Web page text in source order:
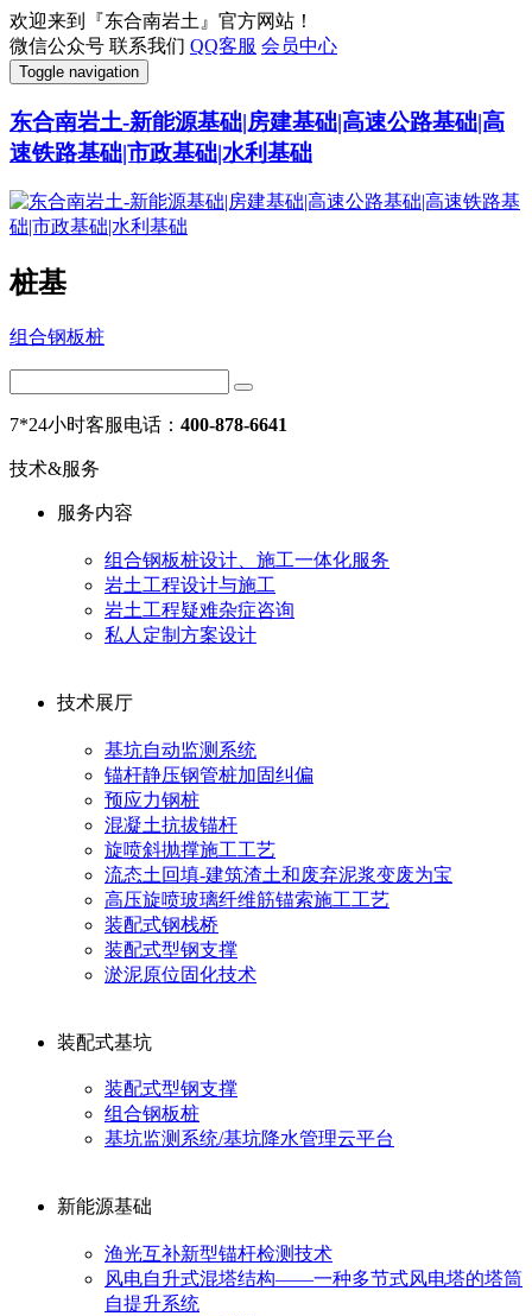
欢迎来到『东合南岩土』官方网站！
微信公众号 联系我们 QQ客服 会员中心
Toggle navigation
东合南岩土-新能源基础|房建基础|高速公路基础|高
速铁路基础|市政基础|水利基础
桩基
组合钢板桩
7*24小时客服电话： 400-878-6641
技术&服务
服务内容
组合钢板桩设计、施工一体化服务
岩土工程设计与施工
岩土工程疑难杂症咨询
私人定制方案设计
技术展厅
基坑自动监测系统
锚杆静压钢管桩加固纠偏
预应力钢桩
混凝土抗拔锚杆
旋喷斜抛撑施工工艺
流态土回填-建筑渣土和废弃泥浆变废为宝
高压旋喷玻璃纤维筋锚索施工工艺
装配式钢栈桥
装配式型钢支撑
淤泥原位固化技术
装配式基坑
装配式型钢支撑
组合钢板桩
基坑监测系统/基坑降水管理云平台
新能源基础
渔光互补新型锚杆检测技术
风电自升式混塔结构——一种多节式风电塔的塔筒
自提升系统